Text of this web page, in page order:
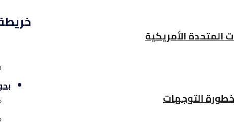
المتحدة الأمريكية
التوجهات